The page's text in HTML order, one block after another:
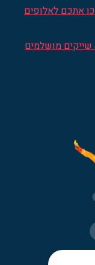
מחפשים מתכון לשייק בריאות? קבלו 4 שייקים מושלמים